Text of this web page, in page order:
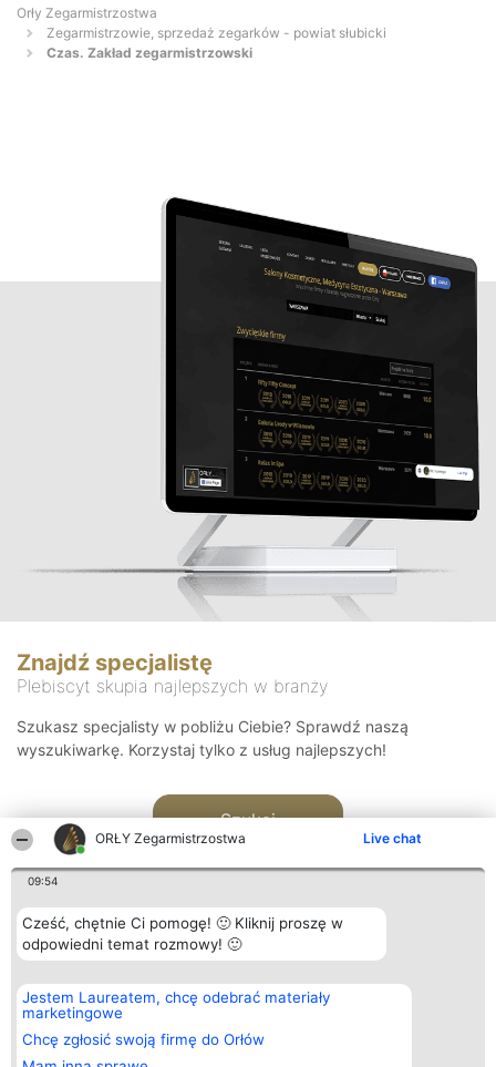
ORŁY Zegarmistrzostwa Live chat
09:54
Cześć, chętnie Ci pomogę! 🙂 Kliknij proszę w
odpowiedni temat rozmowy! 🙂
Jestem Laureatem, chcę odebrać materiały
marketingowe
Chcę zgłosić swoją firmę do Orłów
Orły Zegarmistrzostwa
Zegarmistrzowie, sprzedaż zegarków - powiat słubicki
Czas. Zakład zegarmistrzowski
Znajdź specjalistę
Plebiscyt skupia najlepszych w branży
Szukasz specjalisty w pobliżu Ciebie? Sprawdź naszą
wyszukiwarkę. Korzystaj tylko z usług najlepszych!
Szukaj
Organizator plebiscytu
Bright Side Solutions sp. z o.
o. sp. k.
ul. Ruska 22
Wrocław 50-079
Plebiscyt
Laureaci
wszystkich
Laureatów
Kontakt
Kontakt